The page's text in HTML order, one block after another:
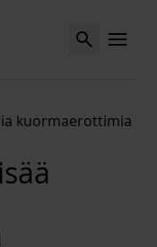
Search MENU
kuormaerottimia